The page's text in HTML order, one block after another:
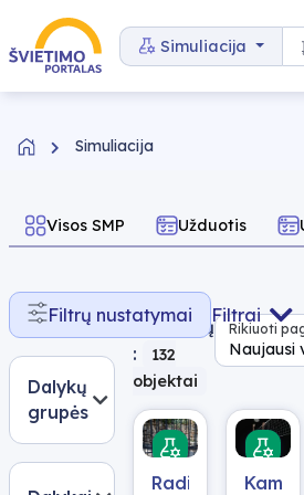
Pereiti prie turinio
Simuliacija
Simuliacija
Visos SMP Užduotis
Filtrų nustatymai Filtrai
Dalykų
grupės
Rasta
rezultatų
:
132
objektai
Rikiuoti
Naujausi
Radioaktyvumas
Kampu